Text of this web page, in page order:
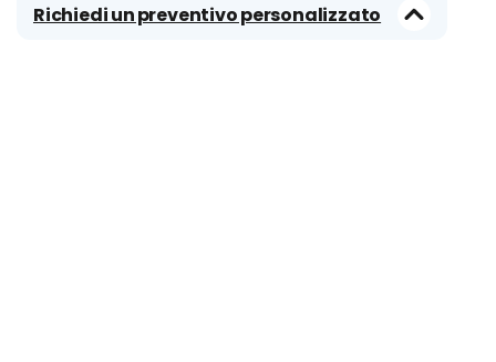
Bangkok Art & Culture Centre (BACC)
Richiedi un preventivo personalizzato